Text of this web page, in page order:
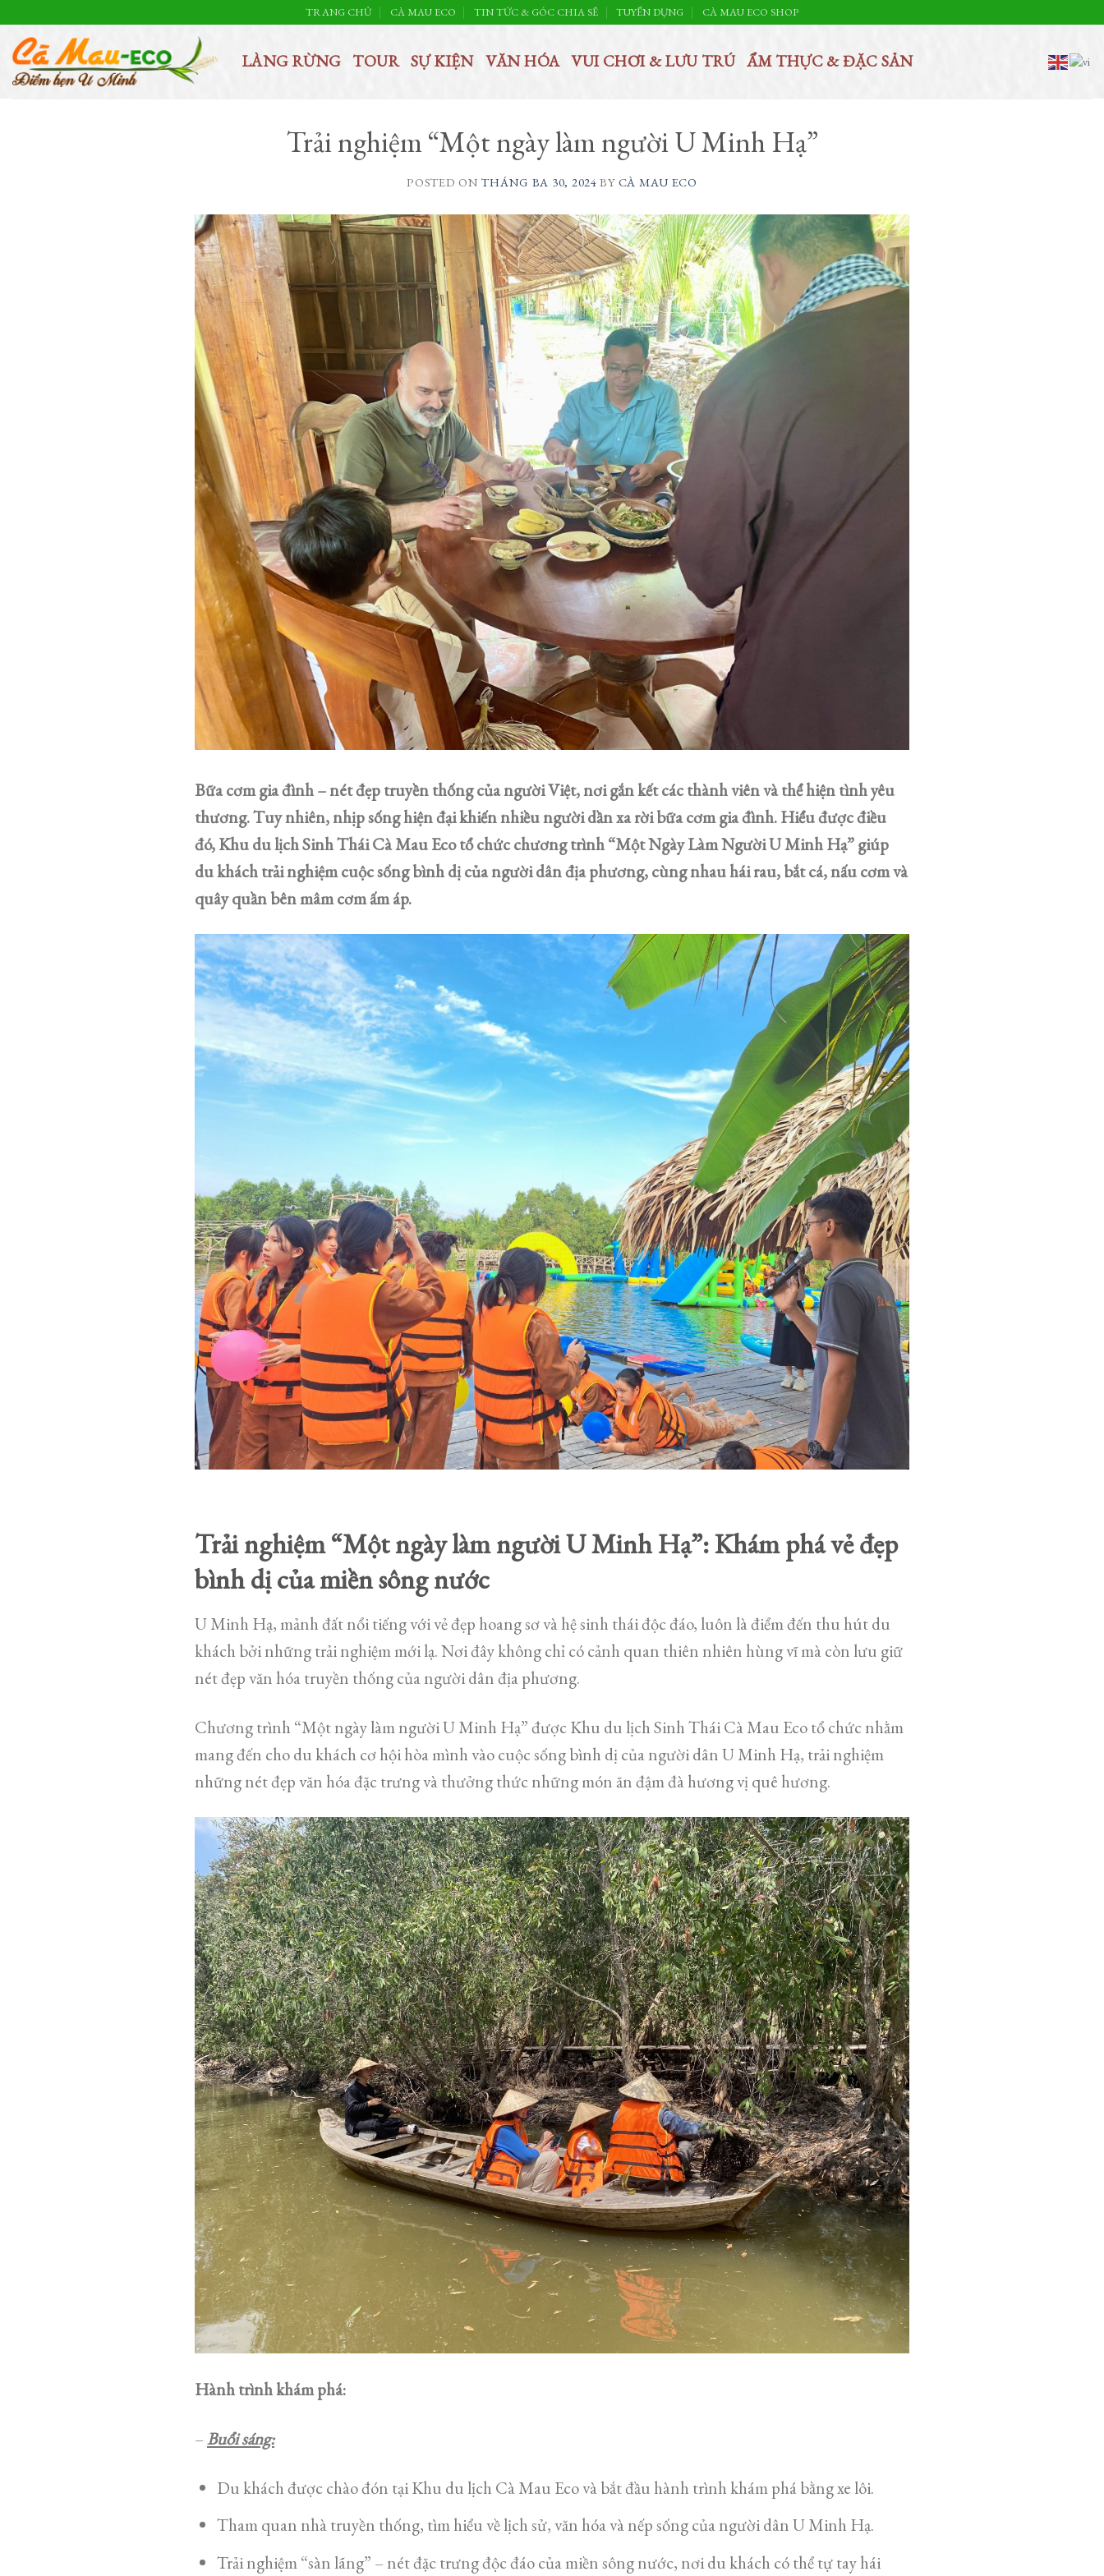
content
TRANG CHỦ CÀ MAU ECO TIN TỨC & GÓC CHIA SẼ TUYỂN DỤNG CÀ MAU ECO SHOP
LÀNG RỪNG TOUR SỰ KIỆN VĂN HÓA VUI CHƠI & LƯU TRÚ ẨM THỰC & ĐẶC SẢN
Trải nghiệm “Một ngày làm người U Minh Hạ”
POSTED ONTHÁNG BA 30, 2024 BY CÀ MAU ECO
Bữa cơm gia đình – nét đẹp truyền thống của người Việt, nơi gắn kết các thành viên và thể hiện tình yêu
thương. Tuy nhiên, nhịp sống hiện đại khiến nhiều người dần xa rời bữa cơm gia đình. Hiểu được điều
đó, Khu du lịch Sinh Thái Cà Mau Eco tổ chức chương trình “Một Ngày Làm Người U Minh Hạ” giúp
du khách trải nghiệm cuộc sống bình dị của người dân địa phương, cùng nhau hái rau, bắt cá, nấu cơm và
quây quần bên mâm cơm ấm áp.
Trải nghiệm “Một ngày làm người U Minh Hạ”: Khám phá vẻ đẹp
bình dị của miền sông nước
U Minh Hạ, mảnh đất nổi tiếng với vẻ đẹp hoang sơ và hệ sinh thái độc đáo, luôn là điểm đến thu hút du
khách bởi những trải nghiệm mới lạ. Nơi đây không chỉ có cảnh quan thiên nhiên hùng vĩ mà còn lưu giữ
nét đẹp văn hóa truyền thống của người dân địa phương.
Chương trình “Một ngày làm người U Minh Hạ” được Khu du lịch Sinh Thái Cà Mau Eco tổ chức nhằm
mang đến cho du khách cơ hội hòa mình vào cuộc sống bình dị của người dân U Minh Hạ, trải nghiệm
những nét đẹp văn hóa đặc trưng và thưởng thức những món ăn đậm đà hương vị quê hương.
Hành trình khám phá:
–Buổi sáng:
Du khách được chào đón tại Khu du lịch Cà Mau Eco và bắt đầu hành trình khám phá bằng xe lôi.
Tham quan nhà truyền thống, tìm hiểu về lịch sử, văn hóa và nếp sống của người dân U Minh Hạ.
Trải nghiệm “sàn lãng” – nét đặc trưng độc đáo của miền sông nước, nơi du khách có thể tự tay hái